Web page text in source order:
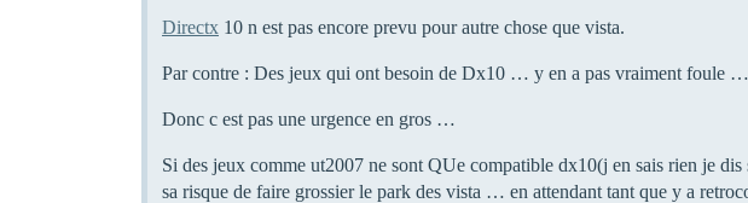
Directx 10 n est pas encore prevu pour autre chose que vista.
Par contre : Des jeux qui ont besoin de Dx10 … y en a pas vraiment foule
Donc c est pas une urgence en gros …
Si des jeux comme ut2007 ne sont QUe compatible dx10(j en sais rien je dis
sa risque de faire grossier le park des vista … en attendant tant que y a